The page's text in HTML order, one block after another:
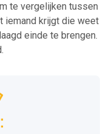
te vergelijken tussen
iemand krijgt die weet
einde te brengen.